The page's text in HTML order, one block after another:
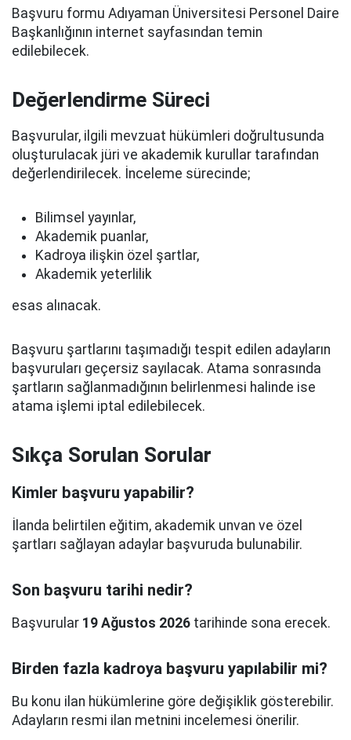
Başvuru formu Adıyaman Üniversitesi Personel Daire
Başkanlığının internet sayfasından temin
edilebilecek.
Değerlendirme Süreci
Başvurular, ilgili mevzuat hükümleri doğrultusunda
oluşturulacak jüri ve akademik kurullar tarafından
değerlendirilecek. İnceleme sürecinde;
Bilimsel yayınlar,
Akademik puanlar,
Kadroya ilişkin özel şartlar,
Akademik yeterlilik
esas alınacak.
Başvuru şartlarını taşımadığı tespit edilen adayların
başvuruları geçersiz sayılacak. Atama sonrasında
şartların sağlanmadığının belirlenmesi halinde ise
atama işlemi iptal edilebilecek.
Sıkça Sorulan Sorular
Kimler başvuru yapabilir?
İlanda belirtilen eğitim, akademik unvan ve özel
şartları sağlayan adaylar başvuruda bulunabilir.
Son başvuru tarihi nedir?
Başvurular 19 Ağustos 2026 tarihinde sona erecek.
Birden fazla kadroya başvuru yapılabilir mi?
Bu konu ilan hükümlerine göre değişiklik gösterebilir.
Adayların resmi ilan metnini incelemesi önerilir.